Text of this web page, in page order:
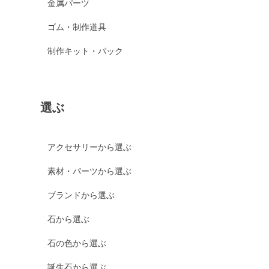
金属パーツ
ゴム・制作道具
制作キット・パック
選ぶ
アクセサリーから選ぶ
素材・パーツから選ぶ
ブランドから選ぶ
石から選ぶ
石の色から選ぶ